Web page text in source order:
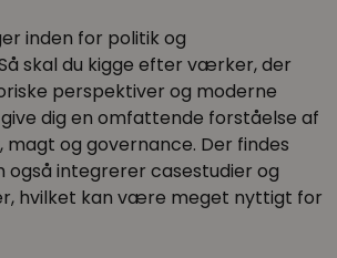
inden for politik og
skal du kigge efter værker, der
perspektiver og moderne
dig en omfattende forståelse af
magt og governance. Der findes
også integrerer casestudier og
hvilket kan være meget nyttigt for